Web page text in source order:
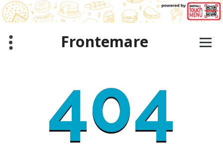
Zum
Inhalt
springen
Frontemare
404